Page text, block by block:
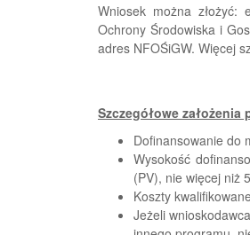
Wniosek można złożyć:
Ochrony Środowiska i
adres NFOŚiGW. Więcej
Szczegółowe
Dofinansowanie do
Wysokość
(PV), nie więcej niż
Koszty
Jeżeli